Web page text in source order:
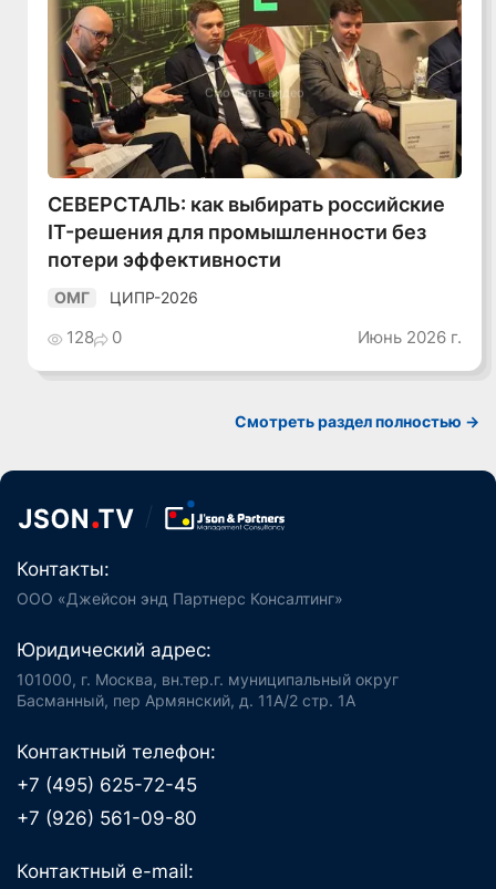
Смотреть видео
СЕВЕРСТАЛЬ: как выбирать российские
IT-решения для промышленности без
потери эффективности
ОМГ ЦИПР-2026
128 0 Июнь 2026 г.
Смотреть раздел полностью ->
Контакты:
ООО «Джейсон энд Партнерс Консалтинг»
Юридический адрес:
101000, г. Москва, вн.тер.г. муниципальный округ
Басманный, пер Армянский, д. 11А/2 стр. 1А
Контактный телефон:
+7 (495) 625-72-45
+7 (926) 561-09-80
Контактный e-mail: